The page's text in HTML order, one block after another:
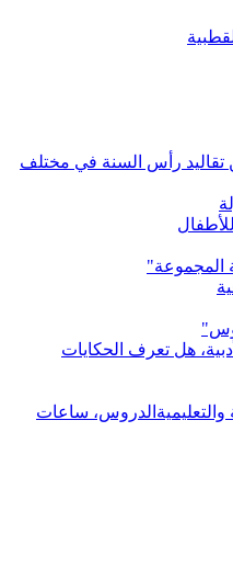
تقاليد رأس السنة في مختلف
المجموعة"
هل تعرف الحكايات
والتعليمية الدروس، ساعات